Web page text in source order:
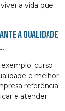
a vida que
a qualidade
curso
e melhor
referência
e atender